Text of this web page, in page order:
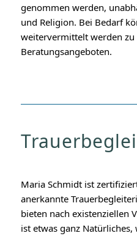
genommen werden,
und Religion. Bei Bedarf
weitervermittelt werden zu
Beratungsangeboten.
Maria Schmidt ist
anerkannte
bieten nach existenziellen
ist etwas ganz